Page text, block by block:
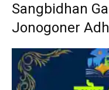
Sangbidhan
Jonogoner